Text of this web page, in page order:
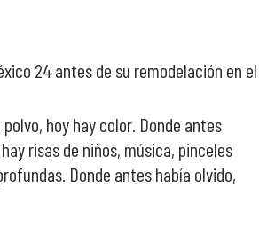
24 antes de su remodelación en
hoy hay color. Donde antes
risas de niños, música, pinceles
Donde antes había olvido,